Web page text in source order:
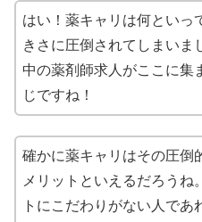
はい！薬キャリは何といっ
きさに圧倒されてしまいま
中の薬剤師求人がここに集
じですね！
確かに薬キャリはその圧倒
メリットといえるだろうね
トにこだわりがない人であ